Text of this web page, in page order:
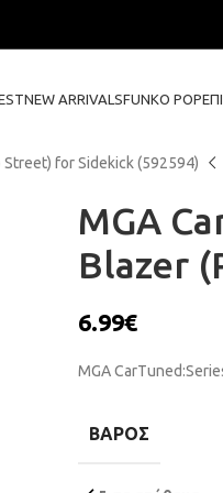
NEW ARRIVALSFUNKO POP
Street) for Sidekick (592594)
MGA
Blazer
6.99€
MGA
ΒΆΡΟΣ